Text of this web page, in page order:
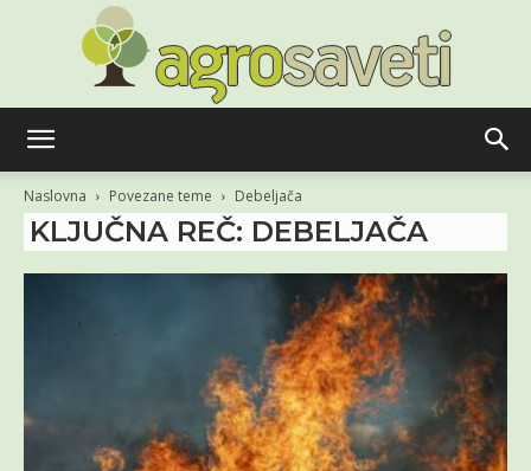
Naslovna Povezane teme Debeljača
KLJUČNA REČ: DEBELJAČA